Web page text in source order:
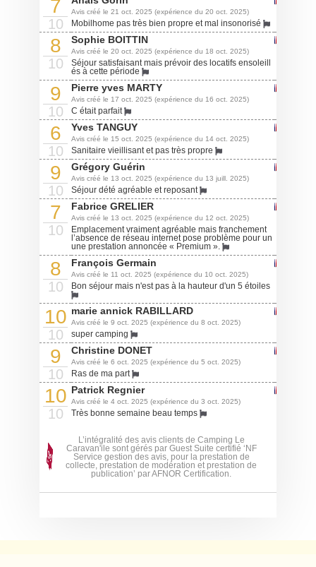
7
10
Avis créé le 21 oct. 2025 (expérience du 20 oct. 2025)
Mobilhome pas très bien propre et mal insonorisé
8
10
Sophie BOITTIN
Avis créé le 20 oct. 2025 (expérience du 18 oct. 2025)
Séjour satisfaisant mais prévoir des locatifs ensoleill
és à cette période
9
10
Pierre yves MARTY
Avis créé le 17 oct. 2025 (expérience du 16 oct. 2025)
C était parfait
6
10
Yves TANGUY
Avis créé le 15 oct. 2025 (expérience du 14 oct. 2025)
Sanitaire vieillisant et pas très propre
9
10
Grégory Guérin
Avis créé le 13 oct. 2025 (expérience du 13 juill. 2025)
Séjour dété agréable et reposant
7
10
Fabrice GRELIER
Avis créé le 13 oct. 2025 (expérience du 12 oct. 2025)
Emplacement vraiment agréable mais franchement
l’absence de réseau internet pose problème pour un
une prestation annoncée « Premium ».
8
10
François Germain
Avis créé le 11 oct. 2025 (expérience du 10 oct. 2025)
Bon séjour mais n'est pas à la hauteur d'un 5 étoiles
10
10
marie annick RABILLARD
Avis créé le 9 oct. 2025 (expérience du 8 oct. 2025)
super camping
9
10
Christine DONET
Avis créé le 6 oct. 2025 (expérience du 5 oct. 2025)
Ras de ma part
10
10
Patrick Regnier
Avis créé le 4 oct. 2025 (expérience du 3 oct. 2025)
Très bonne semaine beau temps
L’intégralité des avis clients de Camping Le
Caravan'ile sont gérés par Guest Suite certifié ‘NF
Service gestion des avis, pour la prestation de
collecte, prestation de modération et prestation de
publication’ par AFNOR Certification.